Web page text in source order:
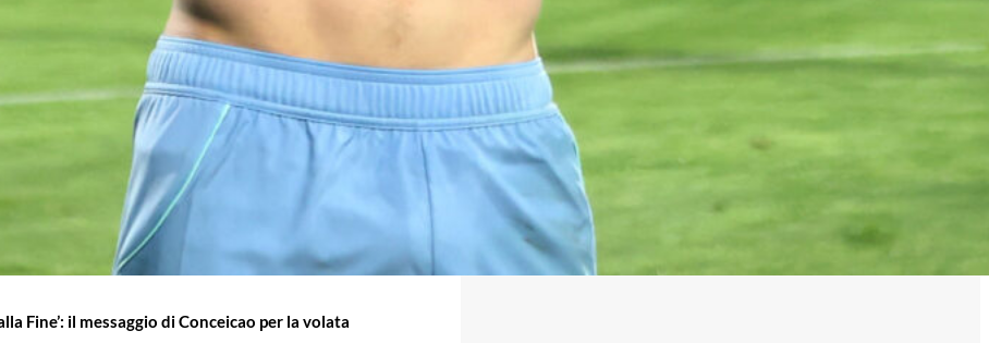
Fine’: il messaggio di Conceicao per la volata